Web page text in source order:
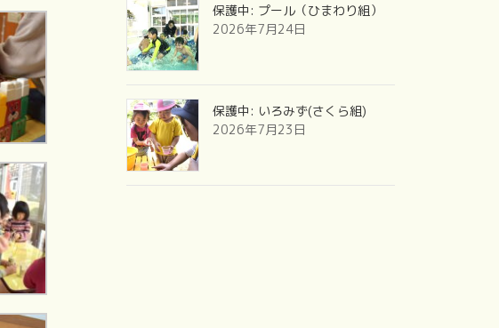
保護中: プール（ひまわり組）
2026年7月24日
保護中: いろみず(さくら組)
2026年7月23日